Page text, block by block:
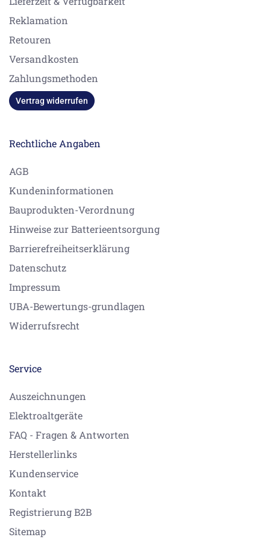
Reklamation
Retouren
Versandkosten
Zahlungsmethoden
Vertrag widerrufen
Rechtliche Angaben
AGB
Kundeninformationen
Bauprodukten-Verordnung
Hinweise zur Batterieentsorgung
Barrierefreiheitserklärung
Datenschutz
Impressum
UBA-Bewertungs-grundlagen
Widerrufsrecht
Service
Auszeichnungen
Elektroaltgeräte
FAQ - Fragen & Antworten
Herstellerlinks
Kundenservice
Kontakt
Registrierung B2B
Sitemap